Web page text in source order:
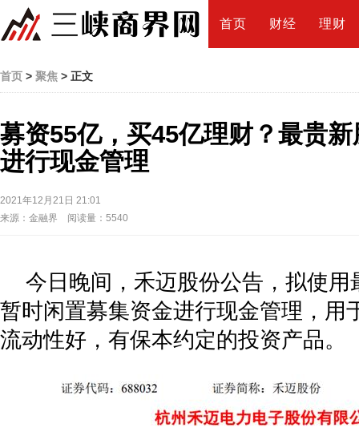
首页 财经 理财
首页 > 聚焦 > 正文
募资55亿，买45亿理财？最贵
进行现金管理
2021年12月21日 21:01
来源：金融界 阅读量：5540
今日晚间，禾迈股份公告，拟使用
暂时闲置募集资金进行现金管理，用
流动性好，有保本约定的投资产品。